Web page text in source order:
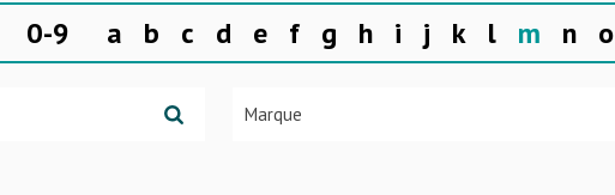
0-9 a b c d e f g h i j k l m n o